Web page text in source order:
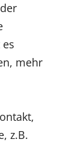
mehr
z.B.